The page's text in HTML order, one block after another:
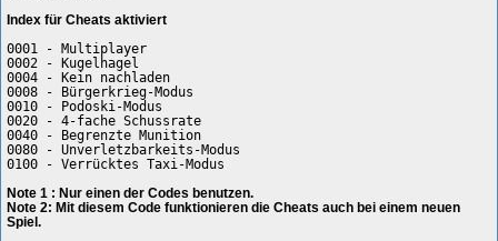
Index für Cheats aktiviert
0001 - Multiplayer
0002 - Kugelhagel
0004 - Kein nachladen
0008 - Bürgerkrieg-Modus
0010 - Podoski-Modus
0020 - 4-fache Schussrate
0040 - Begrenzte Munition
0080 - Unverletzbarkeits-Modus
0100 - Verrücktes Taxi-Modus
Note 1 : Nur einen der Codes benutzen.
Note 2: Mit diesem Code funktionieren die Cheats auch bei einem neuen
Spiel.